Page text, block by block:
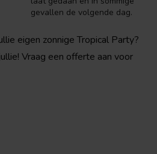
gevallen de volgende dag.
eigen zonnige Tropical Party?
Vraag een offerte aan voor